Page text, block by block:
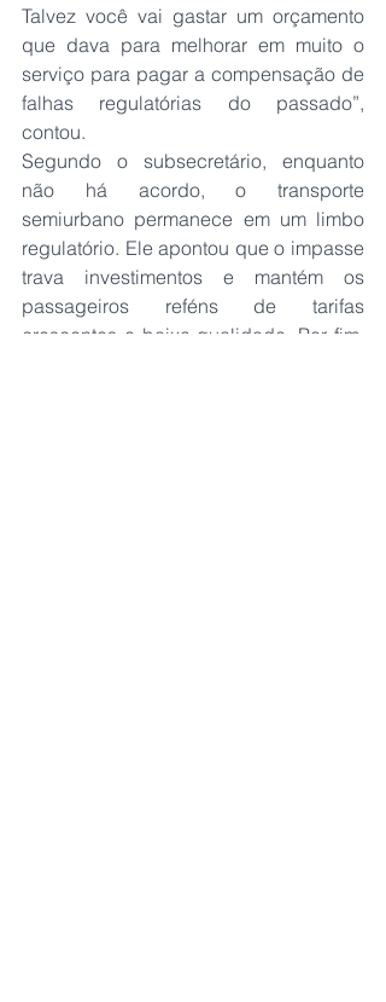
Talvez você vai gastar um orçamento
que dava para melhorar em muito o
serviço para pagar a compensação de
falhas regulatórias do passado”,
contou.
Segundo o subsecretário, enquanto
não há acordo, o transporte
semiurbano permanece em um limbo
regulatório. Ele apontou que o impasse
trava investimentos e mantém os
passageiros reféns de tarifas
crescentes e baixa qualidade. Por fim,